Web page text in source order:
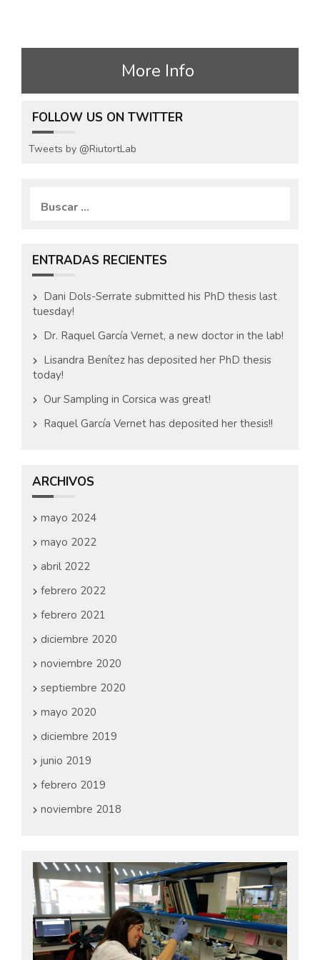
a
s More Info
FOLLOW US ON TWITTER
Tweets by @RiutortLab
ENTRADAS RECIENTES
Dani Dols-Serrate submitted his PhD thesis last
tuesday!
Dr. Raquel García Vernet, a new doctor in the lab!
Lisandra Benítez has deposited her PhD thesis
today!
Our Sampling in Corsica was great!
Raquel García Vernet has deposited her thesis!!
ARCHIVOS
mayo 2024
mayo 2022
abril 2022
febrero 2022
febrero 2021
diciembre 2020
noviembre 2020
septiembre 2020
mayo 2020
diciembre 2019
junio 2019
febrero 2019
noviembre 2018